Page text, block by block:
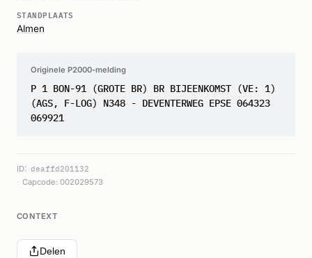
STANDPLAATS
Almen
Originele P2000-melding
P 1 BON-91 (GROTE BR) BR BIJEENKOMST (VE: 1)
(AGS, F-LOG) N348 - DEVENTERWEG EPSE 064323
069921
ID: deaffd201132
Capcode: 002029573
CONTEXT
Delen